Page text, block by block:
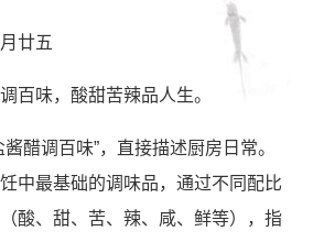
廿五
百味，酸甜苦辣品人生。
酱醋调百味”，直接描述厨房日常。
中最基础的调味品，通过不同配比
酸、甜、苦、辣、咸、鲜等），指